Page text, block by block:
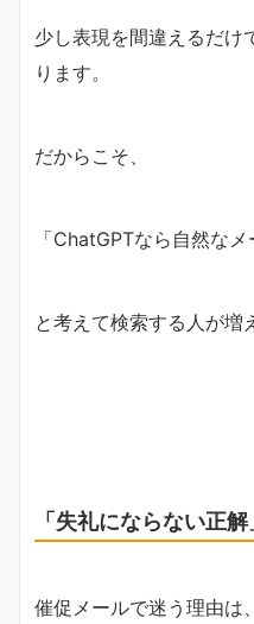
少し表現を間違えるだけ
ります。
だからこそ、
「ChatGPTなら自然な
と考えて検索する人が増
「失礼にならない正
催促メールで迷う理由は、